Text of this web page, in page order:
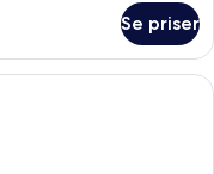
Se priser
sengetøj, dundyner,